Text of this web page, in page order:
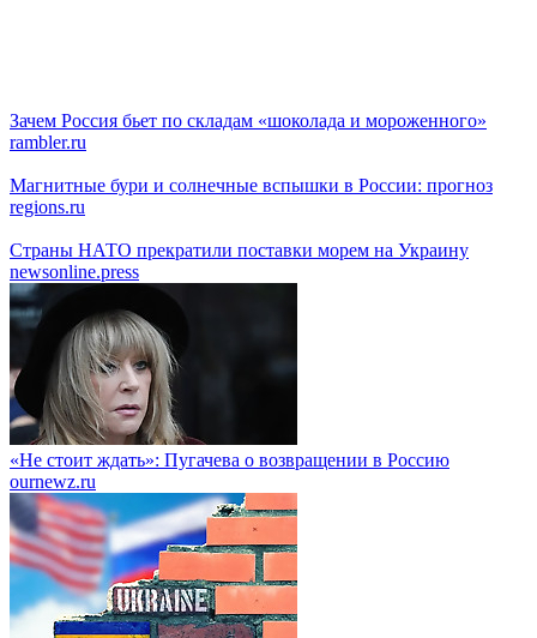
Зачем Россия бьет по складам «шоколада и мороженного»
rambler.ru
Магнитные бури и солнечные вспышки в России: прогноз
regions.ru
Страны НАТО прекратили поставки морем на Украину
newsonline.press
«Не стоит ждать»: Пугачева о возвращении в Россию
ournewz.ru